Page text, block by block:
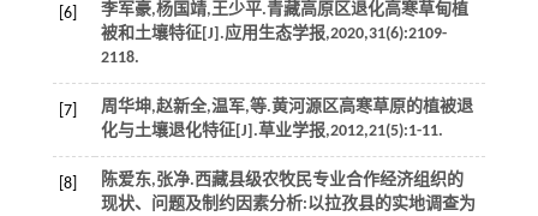
[6]
李军豪,杨国靖,王少平.青藏高原区退化高寒草甸植
被和土壤特征[J].应用生态学报,2020,31(6):2109-
2118.
[7] 周华坤,赵新全,温军,等.黄河源区高寒草原的植被退
化与土壤退化特征[J].草业学报,2012,21(5):1-11.
[8]
陈爱东,张净.西藏县级农牧民专业合作经济组织的
现状、问题及制约因素分析:以拉孜县的实地调查为